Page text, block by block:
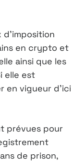
en crypto et
ainsi que les
elle est
en vigueur d’ici
prévues pour
de prison,